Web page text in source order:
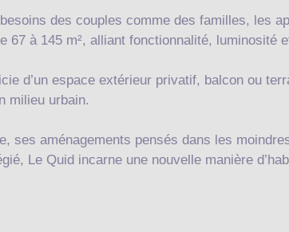
des couples comme des familles, les
67 à 145 m², alliant fonctionnalité, luminosité
d’un espace extérieur privatif, balcon ou
milieu urbain.
ses aménagements pensés dans les
Le Quid incarne une nouvelle manière